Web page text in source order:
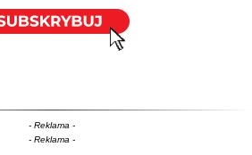
- Reklama -
- Reklama -